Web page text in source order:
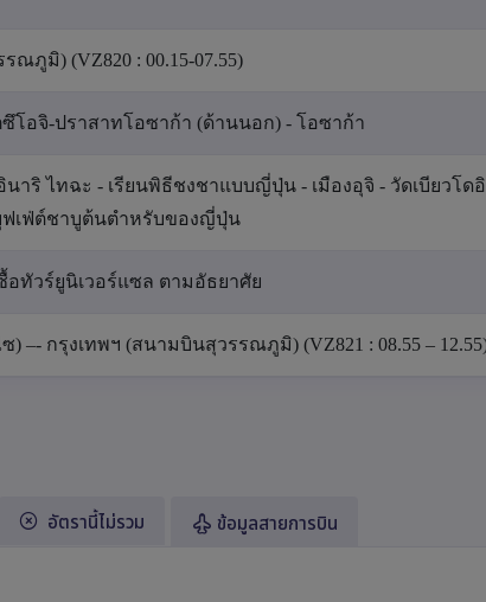
ณภูมิ) (VZ820 : 00.15-07.55)
โอจิ-ปราสาทโอซาก้า (ด้านนอก) - โอซาก้า
นาริ ไทฉะ - เรียนพิธีชงชาแบบญี่ปุ่น - เมืองอุจิ - วัดเบียวโด
ฟเฟ่ต์ชาบูต้นตำหรับของญี่ปุ่น
อทัวร์ยูนิเวอร์แซล ตามอัธยาศัย
–- กรุงเทพฯ (สนามบินสุวรรณภูมิ) (VZ821 : 08.55 –
อัตรานี้ไม่รวม ข้อมูลสายการบิน